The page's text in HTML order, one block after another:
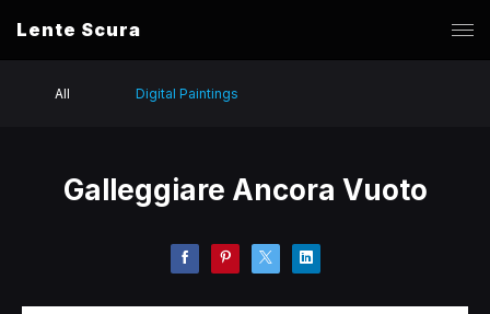
Lente Scura
All Digital Paintings
Galleggiare Ancora Vuoto